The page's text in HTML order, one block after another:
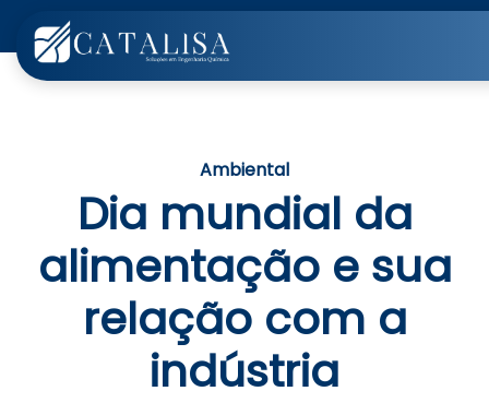
Ambiental
Dia mundial da
alimentação e sua
relação com a
indústria